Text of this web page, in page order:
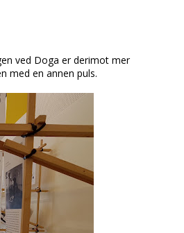
ved Doga er derimot mer
med en annen puls.